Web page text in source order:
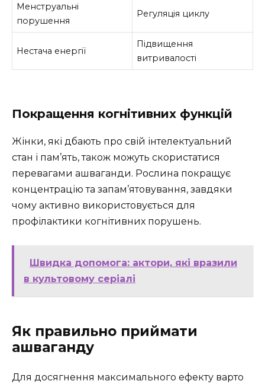
Менструальні
порушення
Регуляція циклу
Нестача енергії
Підвищення
витривалості
Покращення когнітивних функцій
Жінки, які дбають про свій інтелектуальний
стан і пам’ять, також можуть скористатися
перевагами ашваганди. Рослина покращує
концентрацію та запам’ятовування, завдяки
чому активно використовується для
профілактики когнітивних порушень.
Швидка допомога: актори, які вразили
в культовому серіалі
Як правильно приймати
ашваганду
Для досягнення максимального ефекту варто